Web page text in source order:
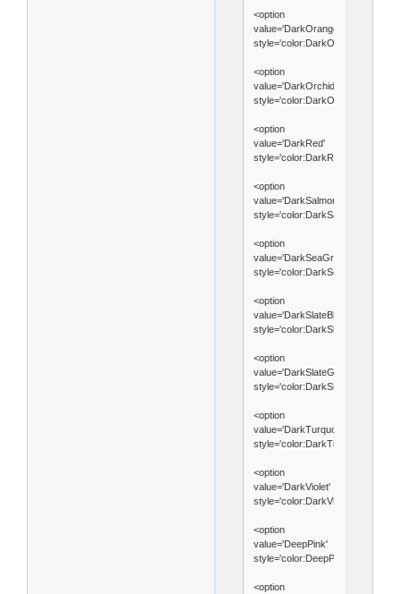
<option
value='DarkOrange'
<option
value='DarkOrchid'
<option
value='DarkRed'
style='color:DarkRed'>DarkRed</
<option
value='DarkSalmon'
<option
value='DarkSeaGreen'
<option
value='DarkSlateBlue'
<option
value='DarkSlateGray'
<option
value='DarkTurquoise'
<option
value='DarkViolet'
<option
value='DeepPink'
<option